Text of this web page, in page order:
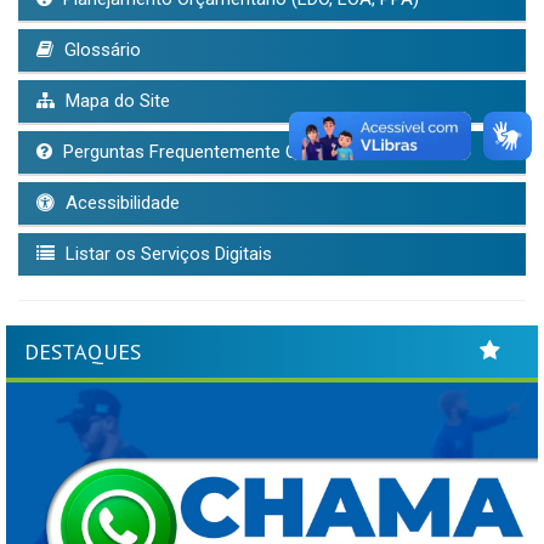
Glossário
Mapa do Site
Perguntas Frequentemente Questionadas
Acessibilidade
Listar os Serviços Digitais
DESTAQUES